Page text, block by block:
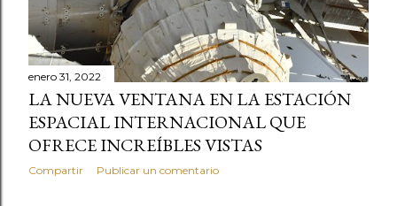
enero 31, 2022
LA NUEVA VENTANA EN LA ESTACIÓN
ESPACIAL INTERNACIONAL QUE
OFRECE INCREÍBLES VISTAS
Compartir Publicar un comentario